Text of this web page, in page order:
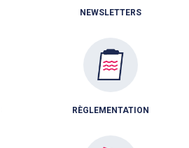
NEWSLETTERS
RÈGLEMENTATION